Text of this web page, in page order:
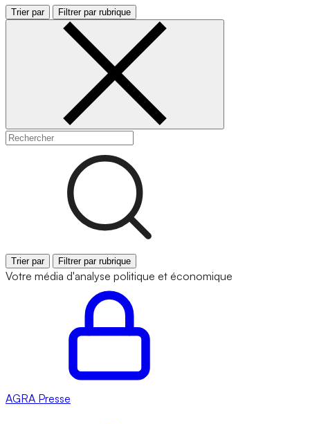
Trier par Filtrer par rubrique
Trier par Filtrer par rubrique
Votre média d'analyse politique et économique
AGRA Presse